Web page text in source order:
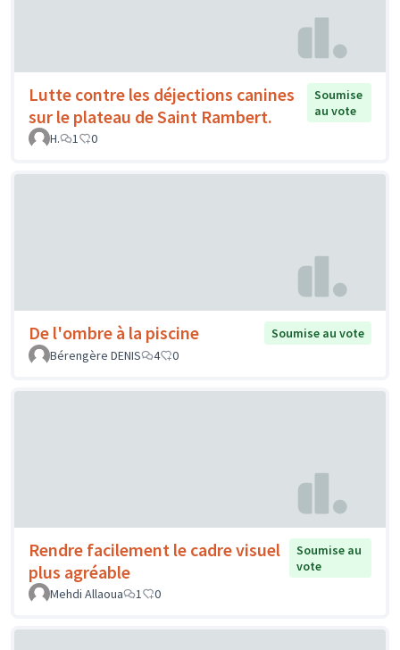
Lutte contre les déjections canines
sur le plateau de Saint Rambert.
Soumise
au vote
H.
1 0
De l'ombre à la piscine
Soumise au vote
Bérengère DENIS
4 0
Rendre facilement le cadre visuel
plus agréable
Soumise au
vote
Mehdi Allaoua
1 0